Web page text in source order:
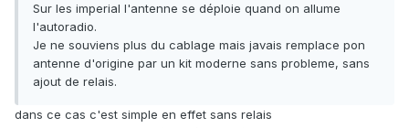
Sur les imperial l'antenne se déploie quand on allume
l'autoradio.
Je ne souviens plus du cablage mais javais remplace pon
antenne d'origine par un kit moderne sans probleme, sans
ajout de relais.
dans ce cas c'est simple en effet sans relais